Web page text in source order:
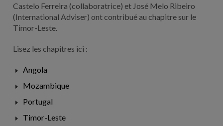
Castelo Ferreira (collaboratrice) et José Melo Ribeiro
(International Adviser) ont contribué au chapitre sur le
Timor-Leste.
Lisez les chapitres ici :
Angola
Mozambique
Portugal
Timor-Leste